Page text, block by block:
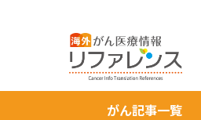
がん記事一覧